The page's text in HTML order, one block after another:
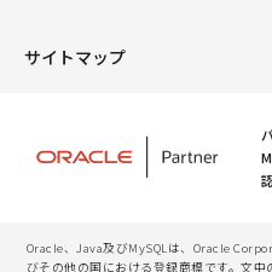
サイトマップ
Oracle、Java及びMySQLは、Oracle
びその他の国における登録商標です。文